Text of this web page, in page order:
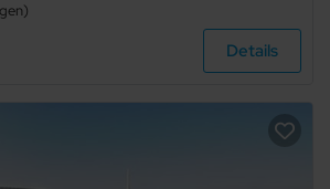
Details